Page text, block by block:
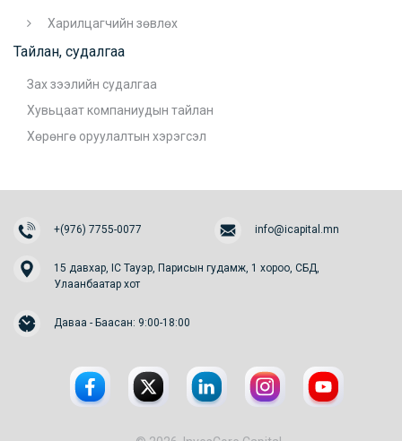
Харилцагчийн зөвлөх
Тайлан, судалгаа
Зах зээлийн судалгаа
Хувьцаат компаниудын тайлан
Хөрөнгө оруулалтын хэрэгсэл
+(976) 7755-0077 info@icapital.mn
15 давхар, IC Тауэр, Парисын гудамж, 1 хороо, СБД,
Улаанбаатар хот
Даваа - Баасан: 9:00-18:00